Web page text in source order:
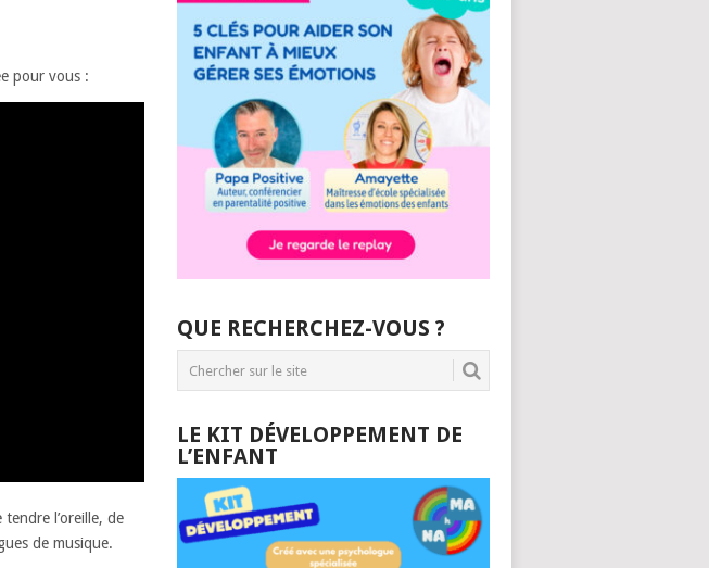
pour vous :
l’oreille, de
de musique.
QUE RECHERCHEZ-VOUS ?
LE KIT DÉVELOPPEMENT DE
L’ENFANT